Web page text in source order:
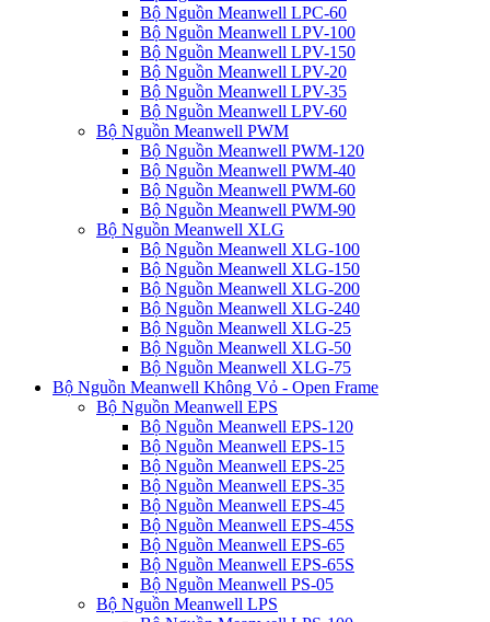
Bộ Nguồn Meanwell LPC-60
Bộ Nguồn Meanwell LPV-100
Bộ Nguồn Meanwell LPV-150
Bộ Nguồn Meanwell LPV-20
Bộ Nguồn Meanwell LPV-35
Bộ Nguồn Meanwell LPV-60
Bộ Nguồn Meanwell PWM
Bộ Nguồn Meanwell PWM-120
Bộ Nguồn Meanwell PWM-40
Bộ Nguồn Meanwell PWM-60
Bộ Nguồn Meanwell PWM-90
Bộ Nguồn Meanwell XLG
Bộ Nguồn Meanwell XLG-100
Bộ Nguồn Meanwell XLG-150
Bộ Nguồn Meanwell XLG-200
Bộ Nguồn Meanwell XLG-240
Bộ Nguồn Meanwell XLG-25
Bộ Nguồn Meanwell XLG-50
Bộ Nguồn Meanwell XLG-75
Bộ Nguồn Meanwell Không Vỏ - Open Frame
Bộ Nguồn Meanwell EPS
Bộ Nguồn Meanwell EPS-120
Bộ Nguồn Meanwell EPS-15
Bộ Nguồn Meanwell EPS-25
Bộ Nguồn Meanwell EPS-35
Bộ Nguồn Meanwell EPS-45
Bộ Nguồn Meanwell EPS-45S
Bộ Nguồn Meanwell EPS-65
Bộ Nguồn Meanwell EPS-65S
Bộ Nguồn Meanwell PS-05
Bộ Nguồn Meanwell LPS